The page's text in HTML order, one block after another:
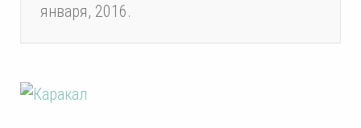
января, 2016.